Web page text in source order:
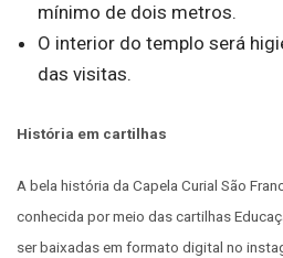
mínimo de dois metros.
O interior do templo será
das visitas.
História em cartilhas
A bela história da Capela Curial São
conhecida por meio das cartilhas
ser baixadas em formato digital no